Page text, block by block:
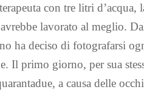
con tre litri d’acqua,
lavorato al meglio.
ha deciso di fotografarsi
Il primo giorno, per sua
a causa delle